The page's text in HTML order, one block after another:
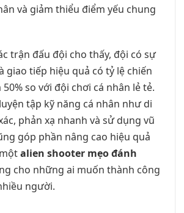
và giảm thiểu điểm yếu chung
trận đấu đội cho thấy, đội có sự
giao tiếp hiệu quả có tỷ lệ chiến
so với đội chơi cá nhân lẻ tẻ.
tập kỹ năng cá nhân như di
phản xạ nhanh và sử dụng vũ
góp phần nâng cao hiệu quả
alien shooter mẹo đánh
cho những ai muốn thành công
người.